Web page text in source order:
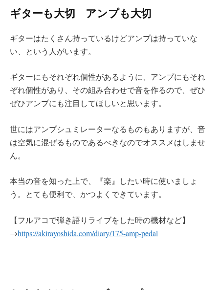
ギターも大切 アンプも大切
ギターはたくさん持っているけどアンプは持っていな
い、という人がいます。
ギターにもそれぞれ個性があるように、アンプにもそれ
ぞれ個性があり、その組み合わせで音を作るので、ぜひ
ぜひアンプにも注目してほしいと思います。
世にはアンプシュミレーターなるものもありますが、音
は空気に混ぜるものであるべきなのでオススメはしませ
ん。
本当の音を知った上で、『楽』したい時に使いましょ
う。とても便利で、かつよくできています。
【フルアコで弾き語りライブをした時の機材など】
→https://akirayoshida.com/diary/175-amp-pedal